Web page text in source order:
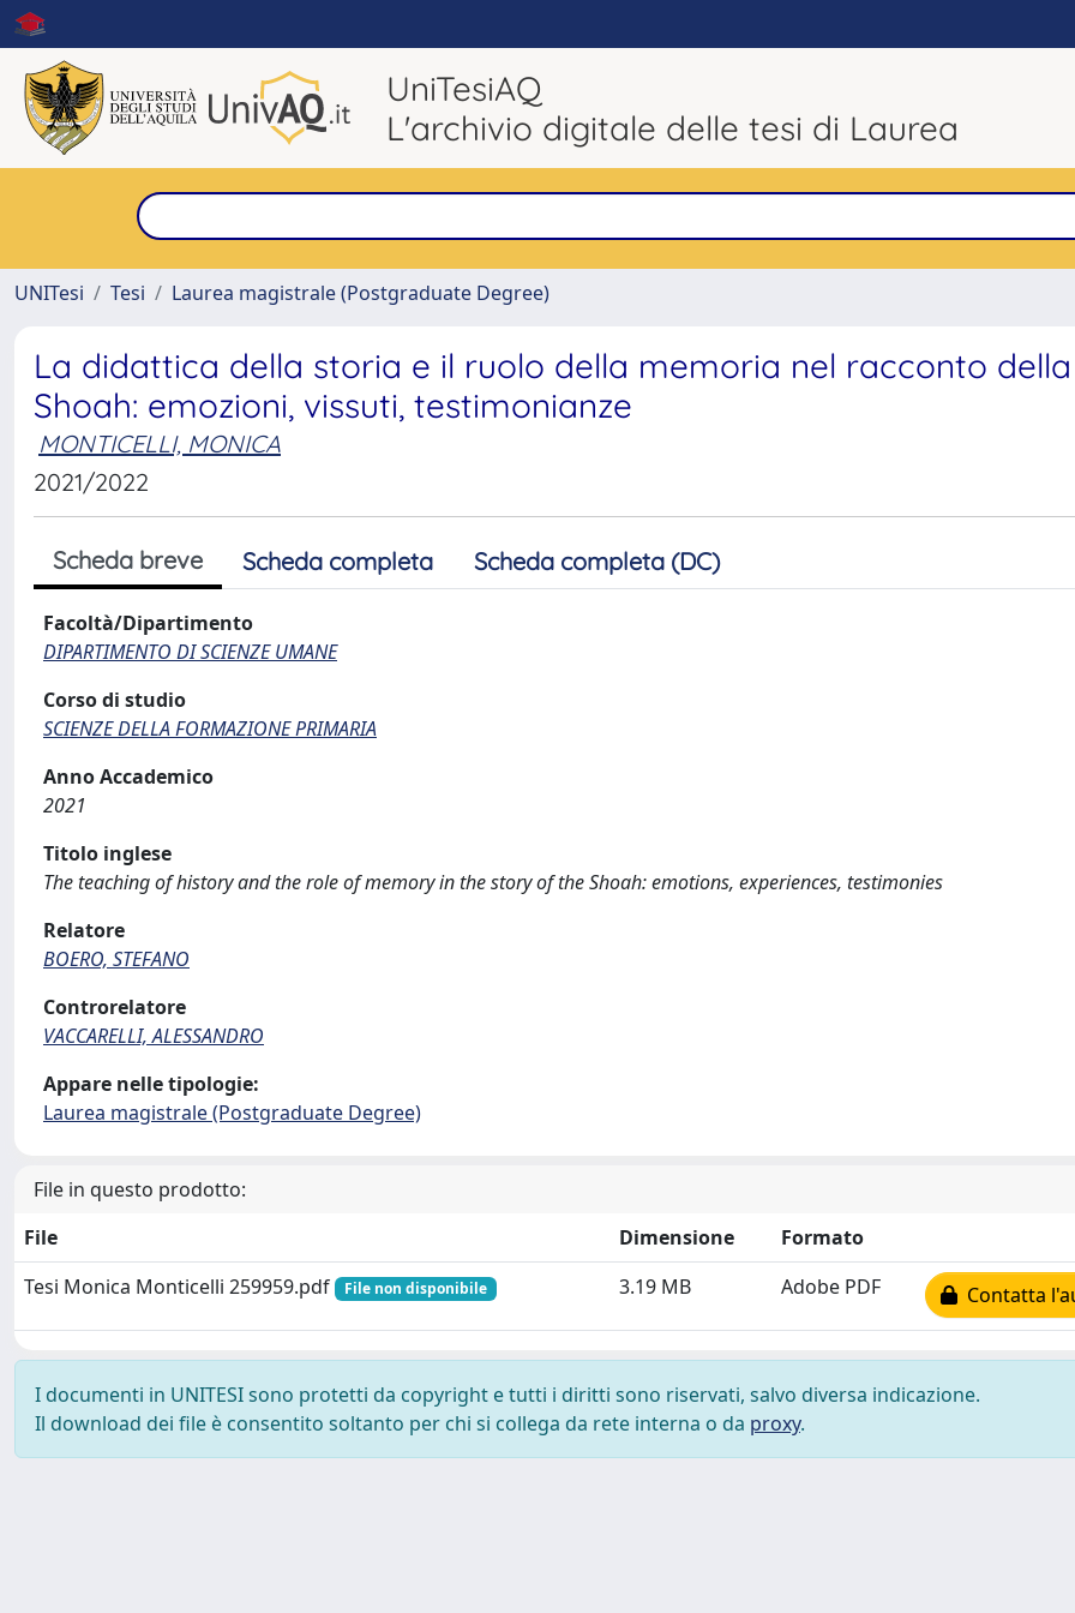
UniTesiAQ
L'archivio digitale delle tesi di Laurea
UNITesi
Tesi Laurea magistrale (Postgraduate Degree)
La didattica della storia e il ruolo della memoria nel racconto della
Shoah: emozioni, vissuti, testimonianze
MONTICELLI, MONICA
2021/2022
Scheda breve Scheda completa Scheda completa (DC)
Facoltà/Dipartimento
DIPARTIMENTO DI SCIENZE UMANE
Corso di studio
SCIENZE DELLA FORMAZIONE PRIMARIA
Anno Accademico
2021
Titolo inglese
The teaching of history and the role of memory in the story of the Shoah: emotions, experiences, testimonies
Relatore
BOERO, STEFANO
Controrelatore
VACCARELLI, ALESSANDRO
Appare nelle tipologie:
Laurea magistrale (Postgraduate Degree)
File in questo prodotto:
File
Dimensione
Formato
Tesi Monica Monticelli 259959.pdf
File non disponibile 3.19 MB Adobe PDF Contatta
I documenti in UNITESI sono protetti da copyright e tutti i diritti sono riservati, salvo diversa indicazione.
Il download dei file è consentito soltanto per chi si collega da rete interna o da proxy.